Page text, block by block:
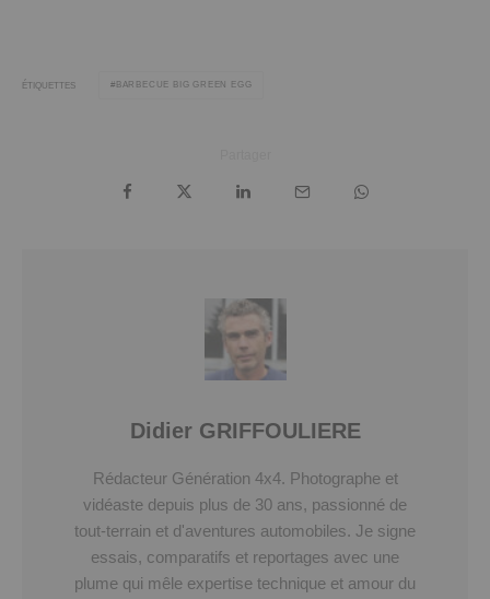
ÉTIQUETTES BARBECUE BIG GREEN EGG
Didier GRIFFOULIERE
Rédacteur Génération 4x4. Photographe et
vidéaste depuis plus de 30 ans, passionné de
tout-terrain et d'aventures automobiles. Je signe
essais, comparatifs et reportages avec une
plume qui mêle expertise technique et amour du